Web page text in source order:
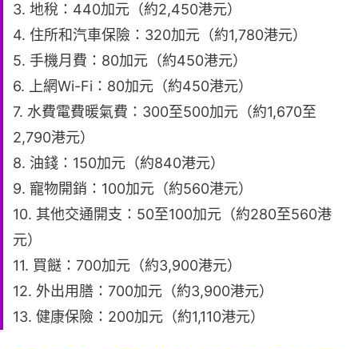
3. 地稅：440加元（約2,450港元）
4. 住所和汽車保險：320加元（約1,780港元）
5. 手機月費：80加元（約450港元）
6. 上網Wi-Fi：80加元（約450港元）
7. 水費電費暖氣費：300至500加元（約1,670至
2,790港元）
8. 油錢：150加元（約840港元）
9. 寵物開銷：100加元（約560港元）
10. 其他交通開支：50至100加元（約280至560港
元）
11. 買餸：700加元（約3,900港元）
12. 外出用膳：700加元（約3,900港元）
13. 健康保險：200加元（約1,110港元）